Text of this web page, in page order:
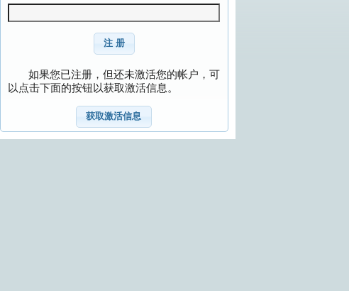
注 册
如果您已注册，但还未激活您的帐户，可
以点击下面的按钮以获取激活信息。
获取激活信息